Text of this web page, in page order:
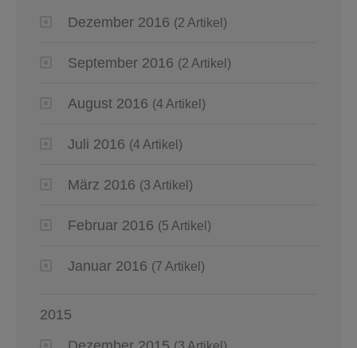
Dezember 2016 (2 Artikel)
September 2016 (2 Artikel)
August 2016 (4 Artikel)
Juli 2016 (4 Artikel)
März 2016 (3 Artikel)
Februar 2016 (5 Artikel)
Januar 2016 (7 Artikel)
2015